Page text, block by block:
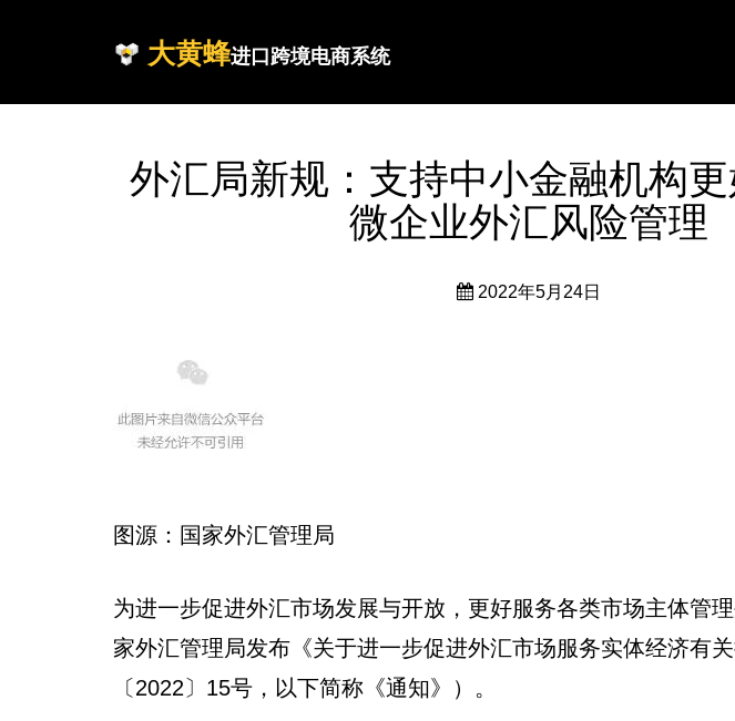
大黄蜂进口跨境电商系统
外汇局新规：支持中小金融机构
微企业外汇风险管理
2022年5月24日
图源：国家外汇管理局
为进一步促进外汇市场发展与开放，更好服务各类市场主体管
家外汇管理局发布《关于进一步促进外汇市场服务实体经济有
〔2022〕15号，以下简称《通知》）。